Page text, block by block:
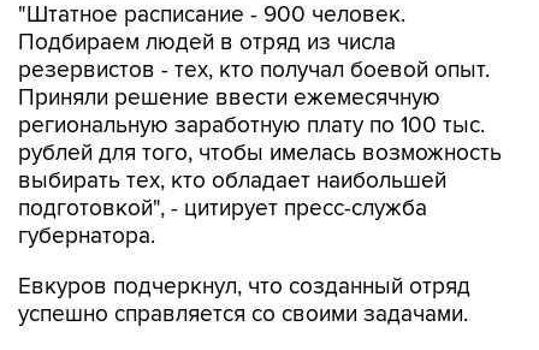
"Штатное расписание - 900 человек.
Подбираем людей в отряд из числа
резервистов - тех, кто получал боевой опыт.
Приняли решение ввести ежемесячную
региональную заработную плату по 100 тыс.
рублей для того, чтобы имелась возможность
выбирать тех, кто обладает наибольшей
подготовкой", - цитирует пресс-служба
губернатора.
Евкуров подчеркнул, что созданный отряд
успешно справляется со своими задачами.